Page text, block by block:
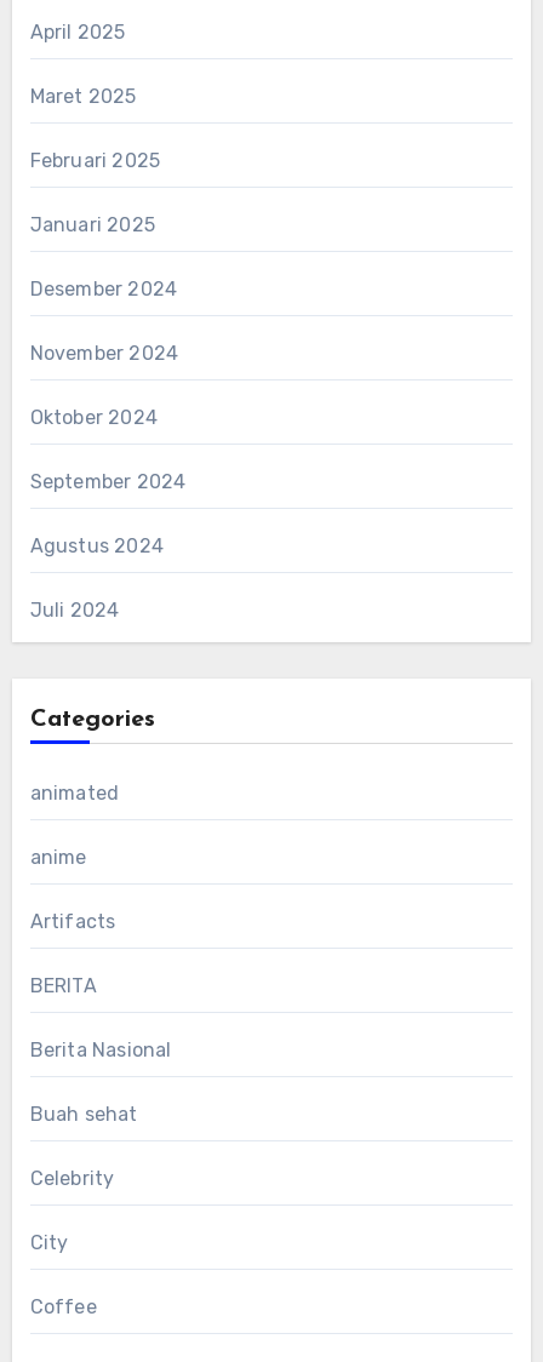
April 2025
Maret 2025
Februari 2025
Januari 2025
Desember 2024
November 2024
Oktober 2024
September 2024
Agustus 2024
Juli 2024
Categories
animated
anime
Artifacts
BERITA
Berita Nasional
Buah sehat
Celebrity
City
Coffee